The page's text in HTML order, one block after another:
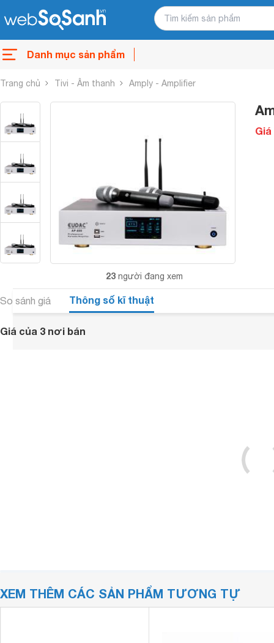
Danh mục sản phẩm
Trang chủ Tivi - Âm thanh Amply - Amplifier
23 người đang xem
Giá
So sánh giá Thông số kĩ thuật
Giá của 3 nơi bán
XEM THÊM CÁC SẢN PHẨM TƯƠNG TỰ